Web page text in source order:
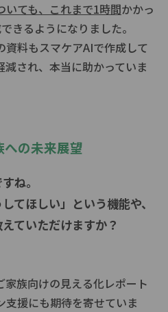
いても、これまで1時間かかっ
きるようになりました。
資料もスマケアAIで作成して
され、本当に助かっていま
への未来展望
ね。
ほしい」という機能や、
ていただけますか？
族向けの見える化レポート
援にも期待を寄せていま